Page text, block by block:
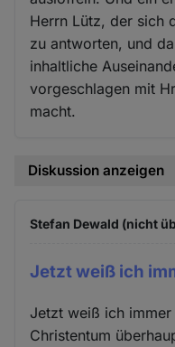
Herrn Lütz, der sich
zu antworten, und
inhaltliche
vorgeschlagen mit
macht.
Diskussion anzeigen
Stefan Dewald (nicht
Jetzt weiß ich
Jetzt weiß ich
Christentum